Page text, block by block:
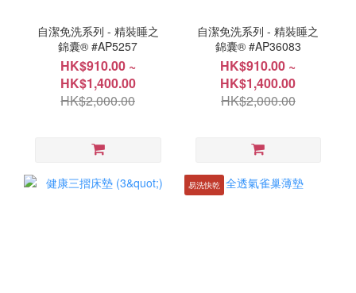
自潔免洗系列 - 精裝睡之
錦囊® #AP5257
HK$910.00 ~
HK$1,400.00
HK$2,000.00
自潔免洗系列 - 精裝睡之
錦囊® #AP36083
HK$910.00 ~
HK$1,400.00
HK$2,000.00
易洗快乾